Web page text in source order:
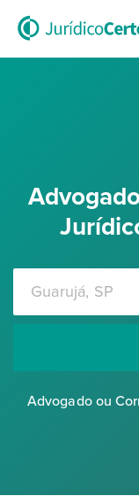
Advogado ou